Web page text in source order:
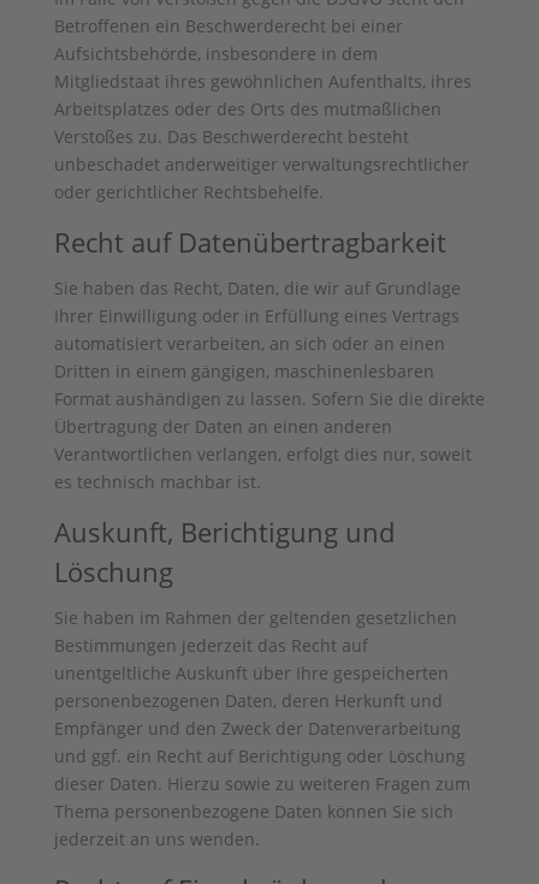
Betroffenen ein Beschwerderecht bei einer
Aufsichtsbehörde, insbesondere in dem
Mitgliedstaat ihres gewöhnlichen Aufenthalts, ihres
Arbeitsplatzes oder des Orts des mutmaßlichen
Verstoßes zu. Das Beschwerderecht besteht
unbeschadet anderweitiger verwaltungsrechtlicher
oder gerichtlicher Rechtsbehelfe.
Recht auf Daten­übertrag­barkeit
Sie haben das Recht, Daten, die wir auf Grundlage
Ihrer Einwilligung oder in Erfüllung eines Vertrags
automatisiert verarbeiten, an sich oder an einen
Dritten in einem gängigen, maschinenlesbaren
Format aushändigen zu lassen. Sofern Sie die direkte
Übertragung der Daten an einen anderen
Verantwortlichen verlangen, erfolgt dies nur, soweit
es technisch machbar ist.
Auskunft, Berichtigung und
Löschung
Sie haben im Rahmen der geltenden gesetzlichen
Bestimmungen jederzeit das Recht auf
unentgeltliche Auskunft über Ihre gespeicherten
personenbezogenen Daten, deren Herkunft und
Empfänger und den Zweck der Datenverarbeitung
und ggf. ein Recht auf Berichtigung oder Löschung
dieser Daten. Hierzu sowie zu weiteren Fragen zum
Thema personenbezogene Daten können Sie sich
jederzeit an uns wenden.